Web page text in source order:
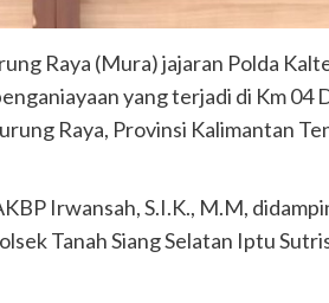
Raya (Mura) jajaran Polda
yang terjadi di Km 04
Raya, Provinsi Kalimantan
Irwansah, S.I.K., M.M,
Tanah Siang Selatan Iptu